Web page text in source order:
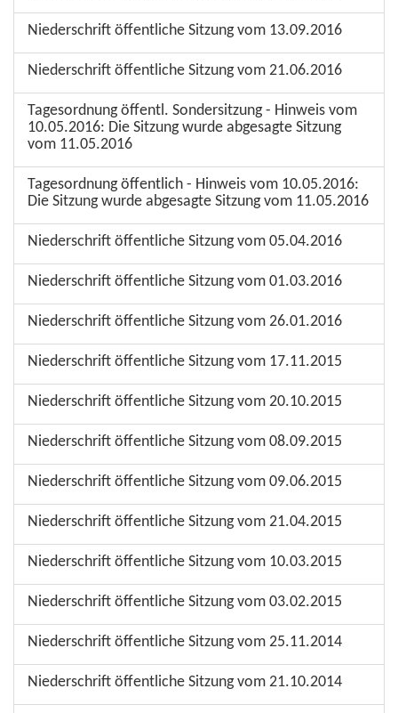
Niederschrift öffentliche Sitzung vom 13.09.2016
Niederschrift öffentliche Sitzung vom 21.06.2016
Tagesordnung öffentl. Sondersitzung - Hinweis vom
10.05.2016: Die Sitzung wurde abgesagte Sitzung
vom 11.05.2016
Tagesordnung öffentlich - Hinweis vom 10.05.2016:
Die Sitzung wurde abgesagte Sitzung vom 11.05.2016
Niederschrift öffentliche Sitzung vom 05.04.2016
Niederschrift öffentliche Sitzung vom 01.03.2016
Niederschrift öffentliche Sitzung vom 26.01.2016
Niederschrift öffentliche Sitzung vom 17.11.2015
Niederschrift öffentliche Sitzung vom 20.10.2015
Niederschrift öffentliche Sitzung vom 08.09.2015
Niederschrift öffentliche Sitzung vom 09.06.2015
Niederschrift öffentliche Sitzung vom 21.04.2015
Niederschrift öffentliche Sitzung vom 10.03.2015
Niederschrift öffentliche Sitzung vom 03.02.2015
Niederschrift öffentliche Sitzung vom 25.11.2014
Niederschrift öffentliche Sitzung vom 21.10.2014